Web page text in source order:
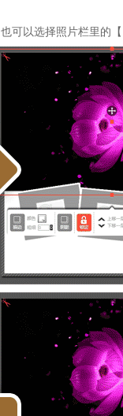
以选择照片栏里的